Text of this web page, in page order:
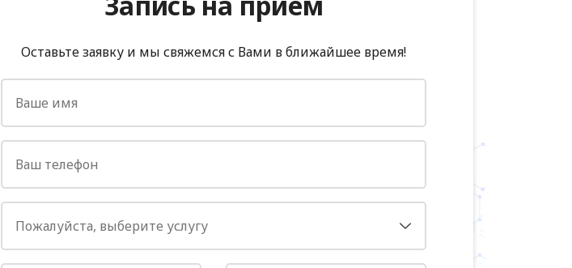
Оставьте заявку и мы свяжемся с Вами в ближайшее время!